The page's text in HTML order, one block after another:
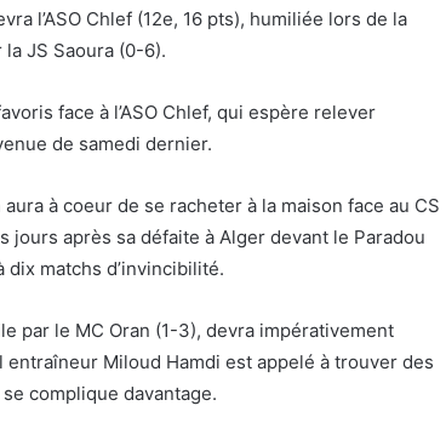
l’ASO Chlef (12e, 16 pts), humiliée lors de la
JS Saoura (0-6).
face à l’ASO Chlef, qui espère relever
de samedi dernier.
à coeur de se racheter à la maison face au CS
jours après sa défaite à Alger devant le Paradou
dix matchs d’invincibilité.
par le MC Oran (1-3), devra impérativement
Miloud Hamdi est appelé à trouver des
complique davantage.